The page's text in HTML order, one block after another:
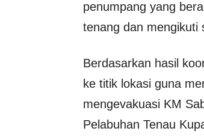
penumpang yang
tenang dan mengikuti
Berdasarkan hasil
ke titik lokasi guna
mengevakuasi KM
Pelabuhan Tenau